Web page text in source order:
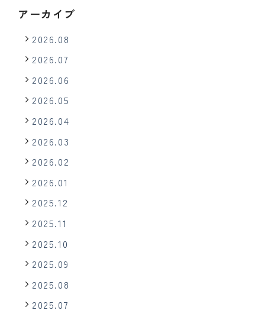
アーカイブ
2026.08
2026.07
2026.06
2026.05
2026.04
2026.03
2026.02
2026.01
2025.12
2025.11
2025.10
2025.09
2025.08
2025.07